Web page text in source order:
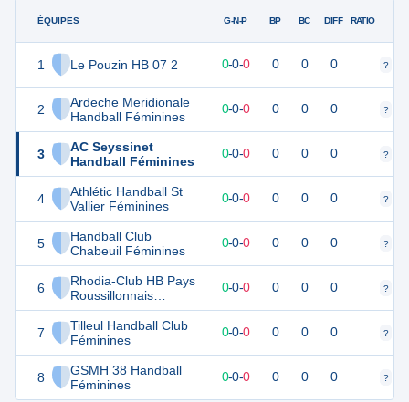
ÉQUIPES
1 Le Pouzin HB 07 2
2
Ardeche Meridionale
Handball Féminines
3
AC Seyssinet
Handball Féminines
4
Athlétic Handball St
Vallier Féminines
5
Handball Club
Chabeuil Féminines
6
Rhodia-Club HB Pays
Roussillonnais
Féminines
7
Tilleul Handball Club
Féminines
8
GSMH 38 Handball
Féminines
G-N-P BP BC DIFF RATIO
0 0-0-0 0 0 0 ?
0 0-0-0 0 0 0 ?
0 0-0-0 0 0 0 ?
0 0-0-0 0 0 0 ?
0 0-0-0 0 0 0 ?
0 0 0-0-0 0 0 0 ?
0 0-0-0 0 0 0 ?
0 0-0-0 0 0 0 ?